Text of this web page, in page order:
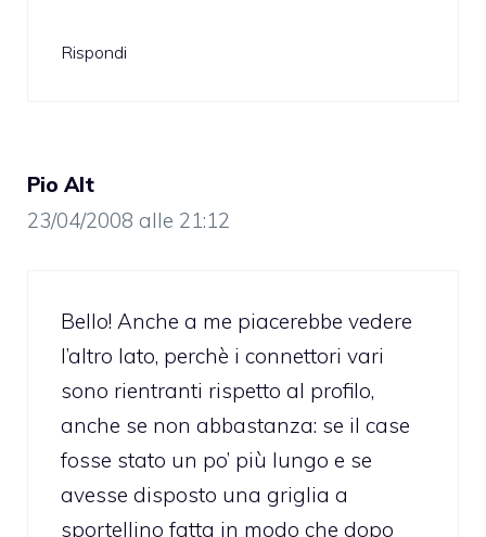
Rispondi
Pio Alt
23/04/2008 alle 21:12
Bello! Anche a me piacerebbe vedere
l’altro lato, perchè i connettori vari
sono rientranti rispetto al profilo,
anche se non abbastanza: se il case
fosse stato un po’ più lungo e se
avesse disposto una griglia a
sportellino fatta in modo che dopo